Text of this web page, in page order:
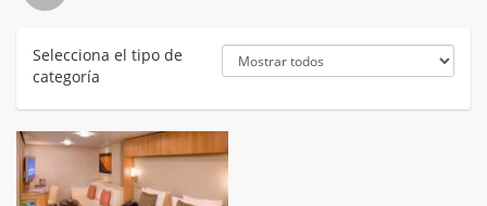
Selecciona el tipo de
categoría